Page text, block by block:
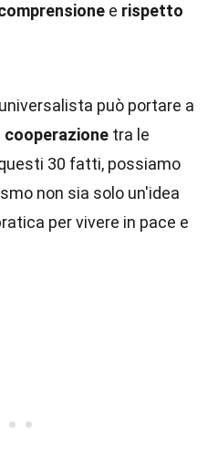
e rispetto
può portare a
cooperazione tra le
30 fatti, possiamo
non sia solo un'idea
per vivere in pace e